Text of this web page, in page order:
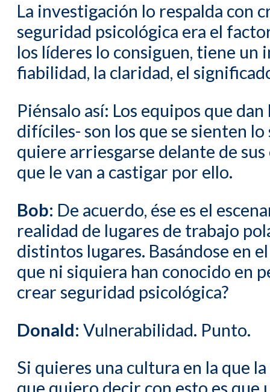
La investigación lo respalda con
seguridad psicológica era el
los líderes lo consiguen, tiene
fiabilidad, la claridad, el
Piénsalo así: Los equipos que
difíciles- son los que se sienten
quiere arriesgarse delante de
que le van a castigar por ello.
Bob: De acuerdo, ése es el
realidad de lugares de trabajo
distintos lugares. Basándose en
que ni siquiera han conocido en
crear seguridad psicológica?
Donald: Vulnerabilidad. Punto.
Si quieres una cultura en la que